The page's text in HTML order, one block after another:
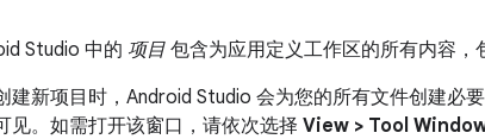
Studio 中的 项目 包含为应用定义工作区的所有内容，
建新项目时，Android Studio 会为您的所有文件创建必
见。如需打开该窗口，请依次选择 View > Tool